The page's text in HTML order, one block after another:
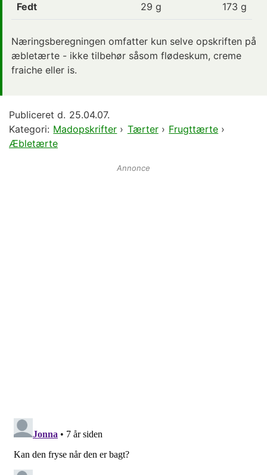
Fedt 29 g 173 g
Næringsberegningen omfatter kun selve opskriften på
æbletærte - ikke tilbehør såsom flødeskum, creme
fraiche eller is.
Publiceret d. 25.04.07.
Kategori: Madopskrifter › Tærter› Frugttærte ›
Æbletærte
Annonce